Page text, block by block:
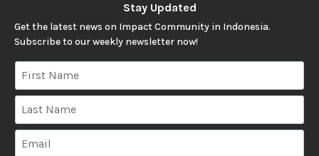
Stay Updated
Get the latest news on Impact Community in Indonesia.
Subscribe to our weekly newsletter now!